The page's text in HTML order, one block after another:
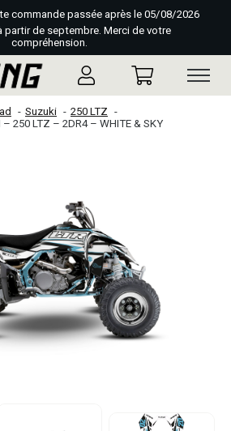
commande passée après le 05/08/2026
partir de septembre. Merci de votre
compréhension.
Suzuki
250 LTZ
250 LTZ – 2DR4 – WHITE & SKY